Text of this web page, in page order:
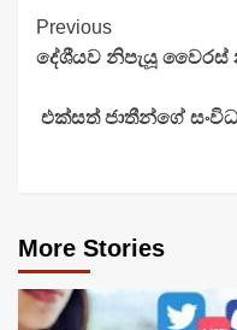
Continue
Reading
Previous
දේශීයව නිපැයූ
එක්සත් ජාතීන්ගේ
More Stories